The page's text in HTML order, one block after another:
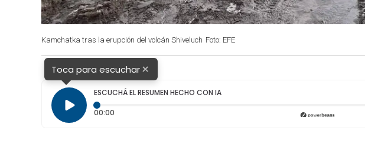
Kamchatka tras la erupción del volcán Shiveluch Foto: EFE
Toca para escuchar×
ESCUCHÁ EL RESUMEN HECHO CON IA
00:00